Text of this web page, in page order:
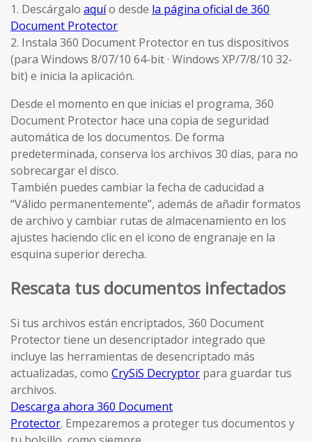
1. Descárgalo aquío desde la página oficial de 360
Document Protector
2. Instala 360 Document Protector en tus dispositivos
(para Windows 8/07/10 64-bit · Windows XP/7/8/10 32-
bit) e inicia la aplicación.
Desde el momento en que inicias el programa, 360
Document Protector hace una copia de seguridad
automática de los documentos. De forma
predeterminada, conserva los archivos 30 días, para no
sobrecargar el disco.
También puedes cambiar la fecha de caducidad a
“Válido permanentemente”, además de añadir formatos
de archivo y cambiar rutas de almacenamiento en los
ajustes haciendo clic en el icono de engranaje en la
esquina superior derecha.
Rescata tus documentos infectados
Si tus archivos están encriptados, 360 Document
Protector tiene un desencriptador integrado que
incluye las herramientas de desencriptado más
actualizadas, como CrySiS Decryptor para guardar tus
archivos.
Descarga ahora 360 Document
Protector. Empezaremos a proteger tus documentos y